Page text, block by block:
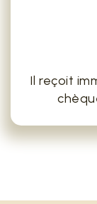
Il reçoit